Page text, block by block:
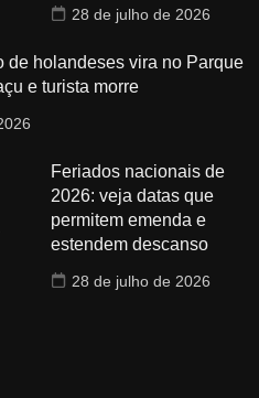
28 de julho de 2026
de holandeses vira no Parque
e turista morre
Feriados nacionais de
2026: veja datas que
permitem emenda e
estendem descanso
28 de julho de 2026